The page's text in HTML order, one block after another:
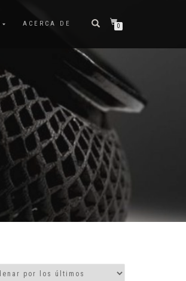
ACERCA DE 0